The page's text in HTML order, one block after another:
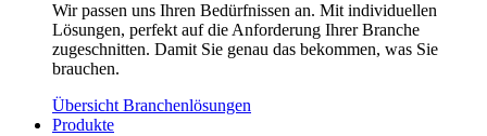
Wir passen uns Ihren Bedürfnissen an. Mit individuellen
Lösungen, perfekt auf die Anforderung Ihrer Branche
zugeschnitten. Damit Sie genau das bekommen, was Sie
brauchen.
Übersicht Branchenlösungen
Produkte